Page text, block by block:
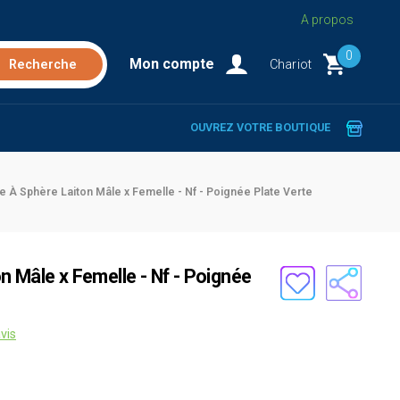
A propos
Mon compte Chariot
0
OUVREZ VOTRE BOUTIQUE
À Sphère Laiton Mâle x Femelle - Nf - Poignée Plate Verte
Mâle x Femelle - Nf - Poignée